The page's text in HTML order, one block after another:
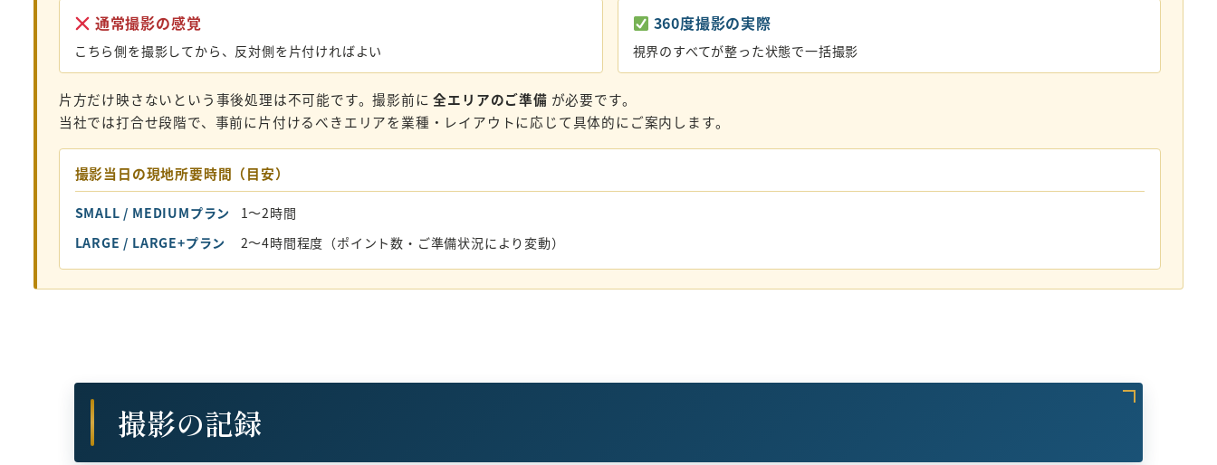
通常撮影の感覚
こちら側を撮影してから、反対側を片付ければよい
360度撮影の実際
視界のすべてが整った状態で一括撮影
片方だけ映さないという事後処理は不可能です。撮影前に全エリアのご準備 が必要です。
当社では打合せ段階で、事前に片付けるべきエリアを業種・レイアウトに応じて具体的にご案内します。
撮影当日の現地所要時間（目安）
SMALL / MEDIUMプラン
1〜2時間
LARGE / LARGE+プラン
2〜4時間程度（ポイント数・ご準備状況により変動）
撮影の記録